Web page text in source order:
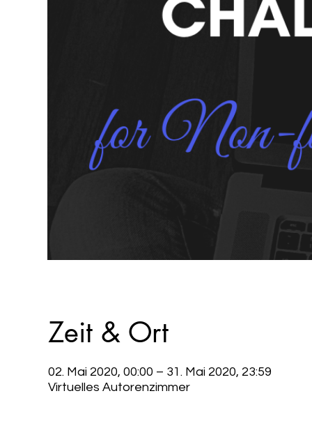
Zeit & Ort
02. Mai 2020, 00:00 – 31. Mai 2020, 23:59
Virtuelles Autorenzimmer